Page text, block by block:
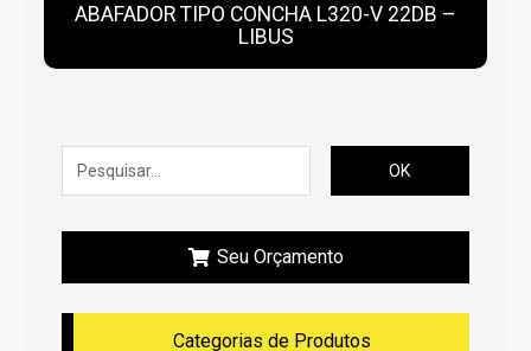
ABAFADOR TIPO CONCHA L320-V 22DB –
LIBUS
OK
Seu Orçamento
Categorias de Produtos